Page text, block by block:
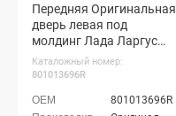
Передняя Оригинальная
дверь левая под
молдинг Лада Ларгус
(Каракумы 238)
Каталожный номер:
801013696R
801013696R